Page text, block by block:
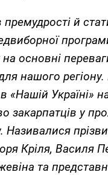
й
основні
нашого
«Нашій Україні»
закарпатців у
Називалися
Кріля, Василя
та